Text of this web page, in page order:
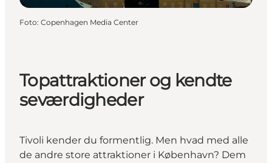
Foto: Copenhagen Media Center
Topattraktioner og kendte
seværdigheder
Tivoli kender du formentlig. Men hvad med alle
de andre store attraktioner i København? Dem